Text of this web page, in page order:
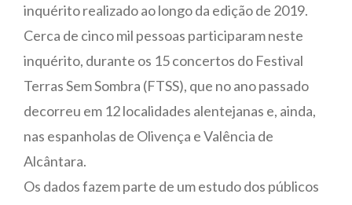
inquérito realizado ao longo da edição de 2019.
Cerca de cinco mil pessoas participaram neste
inquérito, durante os 15 concertos do Festival
Terras Sem Sombra (FTSS), que no ano passado
decorreu em 12 localidades alentejanas e, ainda,
nas espanholas de Olivença e Valência de
Alcântara.
Os dados fazem parte de um estudo dos públicos